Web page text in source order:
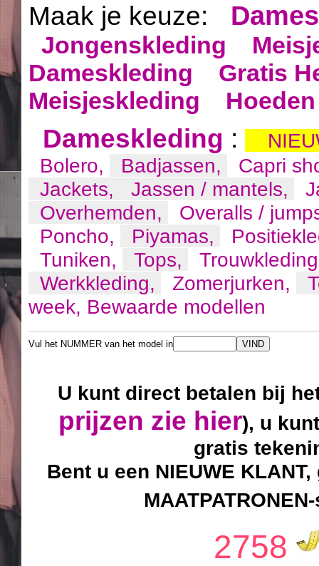
Maak je keuze:
Jongenskleding
Dameskleding
Gratis
Meisjeskleding
Dameskleding :
Bolero,
Badjassen,
Capri
Jackets,
Jassen / mantels,
Overhemden,
Overalls /
Poncho,
Piyamas,
Tuniken,
Tops,
Werkkleding,
Zomerjurken,
week, Bewaarde modellen
Vul het NUMMER van het model in
U kunt direct betalen bij
prijzen zie hier), u
gratis
Bent u een NIEUWE
2758